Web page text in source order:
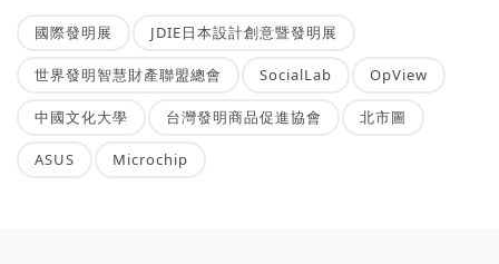
國際發明展 JDIE日本設計創意暨發明展
世界發明智慧財產聯盟總會 SocialLab OpView
中國文化大學 台灣發明商品促進協會 北市圖
ASUS Microchip